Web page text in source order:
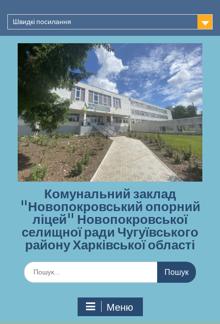
до
вмістуШвидкі посилання
Комунальний заклад
"Новопокровський опорний
ліцей" Новопокровської
селищної ради Чугуївського
району Харківської області
Шукати:
Меню